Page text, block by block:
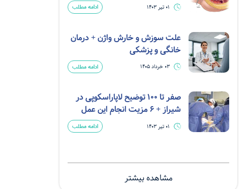
01 تیر 1403 ادامه مطلب
علت سوزش و خارش واژن + درمان
خانگی و پزشکی
03 خرداد 1405 ادامه مطلب
صفر تا 100 توضیح لاپاراسکوپی در
شیراز + 6 مزیت انجام این عمل
01 تیر 1403 ادامه مطلب
مشاهده بیشتر